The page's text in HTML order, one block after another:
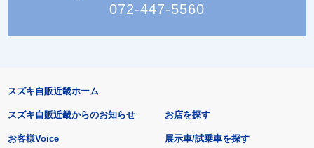
072-447-5560
スズキ自販近畿ホーム
スズキ自販近畿からのお知らせ
お客様Voice
お店を探す
展示車/試乗車を探す